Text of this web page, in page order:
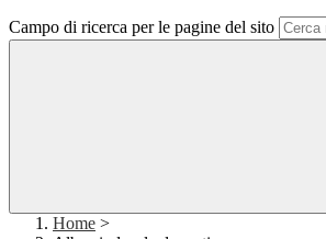
Campo di ricerca per le pagine del sito
Home >